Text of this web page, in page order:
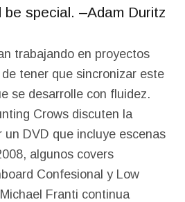
be special. –Adam Duritz
trabajando en proyectos
tener que sincronizar este
se desarrolle con fluidez.
Crows discuten la
un DVD que incluye escenas
algunos covers
Confesional y Low
Franti continua